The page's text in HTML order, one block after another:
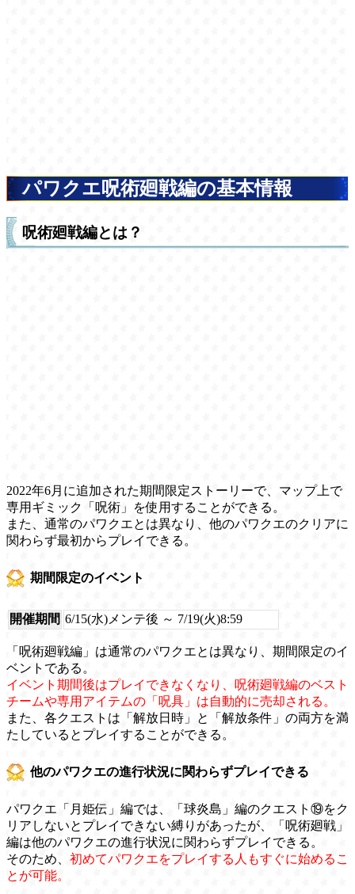
パワクエ呪術廻戦編の基本情報
呪術廻戦編とは？
2022年6月に追加された期間限定ストーリーで、マップ上で
専用ギミック「呪術」を使用することができる。
また、通常のパワクエとは異なり、他のパワクエのクリアに
関わらず最初からプレイできる。
期間限定のイベント
開催期間 6/15(水)メンテ後 ～ 7/19(火)8:59
「呪術廻戦編」は通常のパワクエとは異なり、期間限定のイ
ベントである。
イベント期間後はプレイできなくなり、呪術廻戦編のベスト
チームや専用アイテムの「呪具」は自動的に売却される。
また、各クエストは「解放日時」と「解放条件」の両方を満
たしているとプレイすることができる。
他のパワクエの進行状況に関わらずプレイできる
パワクエ「月姫伝」編では、「球炎島」編のクエスト⑲をク
リアしないとプレイできない縛りがあったが、「呪術廻戦」
編は他のパワクエの進行状況に関わらずプレイできる。
そのため、 初めてパワクエをプレイする人もすぐに始めるこ
とが可能。